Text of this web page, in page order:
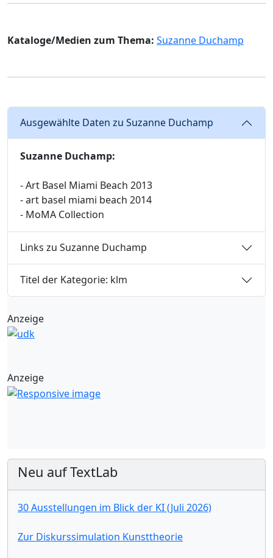
Kataloge/Medien zum Thema: Suzanne Duchamp
Ausgewählte Daten zu Suzanne Duchamp
Suzanne Duchamp:
- Art Basel Miami Beach 2013
- art basel miami beach 2014
- MoMA Collection
Links zu Suzanne Duchamp
Titel der Kategorie: klm
Anzeige
Anzeige
Neu auf TextLab
30 Ausstellungen im Blick der KI (Juli 2026)
Zur Diskurssimulation Kunsttheorie